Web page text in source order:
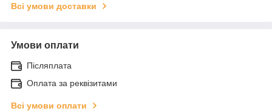
Всі умови доставки
Умови оплати
Післяплата
Оплата за реквізитами
Всі умови оплати